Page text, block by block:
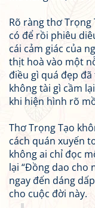
Rõ ràng thơ Trọng
có để rồi phiêu
cái cảm giác của
thịt hoà vào một
điều gì quá đẹp đã
không tài gì cầm
khi hiện hình rõ
Thơ Trọng Tạo
cách quán xuyến
không ai chỉ đọc
lại “Đồng dao cho
ngay đến dáng
cho cuộc đời này.